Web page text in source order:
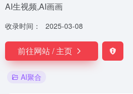
AI生视频,AI画画
收录时间： 2025-03-08
前往网站 / 主页
AI聚合